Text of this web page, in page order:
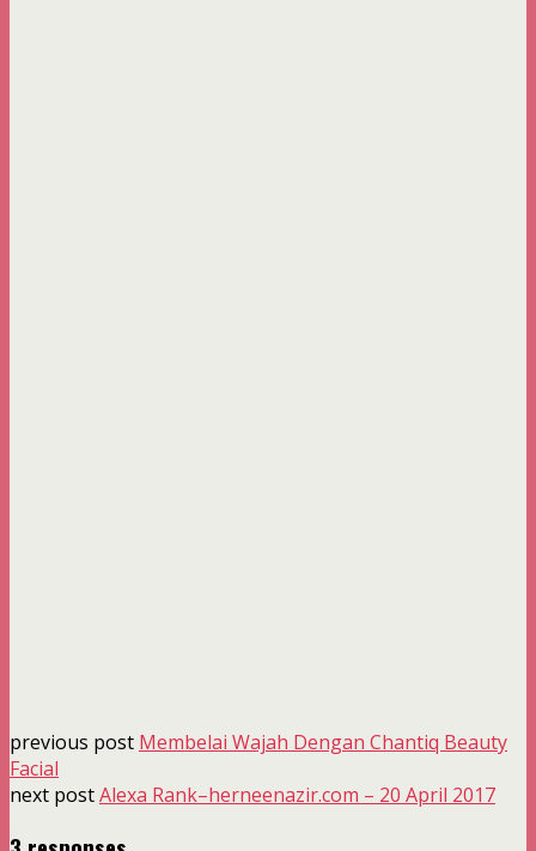
previous post Membelai Wajah Dengan Chantiq Beauty
Facial
next postAlexa Rank–herneenazir.com – 20 April 2017